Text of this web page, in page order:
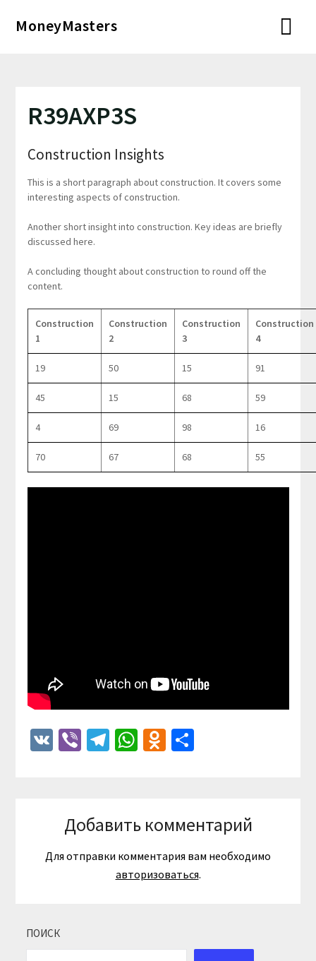
MoneyMasters
R39AXP3S
Construction Insights
This is a short paragraph about construction. It covers some
interesting aspects of construction.
Another short insight into construction. Key ideas are briefly
discussed here.
A concluding thought about construction to round off the
content.
Construction
1
Construction
2
Construction
3
Construction
4
19 50 15 91
45 15 68 59
4 69 98 16
70 67 68 55
VKViberTelegram
WhatsApp
Odnoklassniki
Отправить
Добавить комментарий
Для отправки комментария вам необходимо
авторизоваться.
ПОИСК